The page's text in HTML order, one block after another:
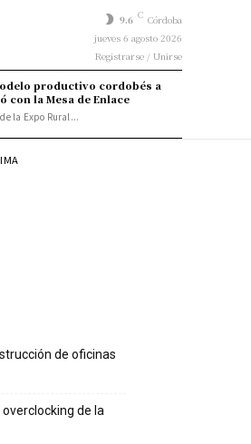
9.6 C Córdoba
jueves 6 agosto 2026
Registrarse / Unirse
productivo cordobés a
con la Mesa de Enlace
la Expo Rural...
de oficinas
de la